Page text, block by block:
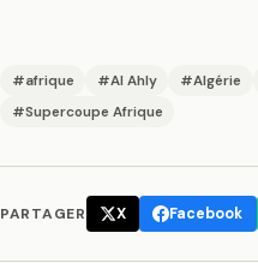
#afrique #Al Ahly #Algérie
#Supercoupe Afrique
PARTAGER X Facebook